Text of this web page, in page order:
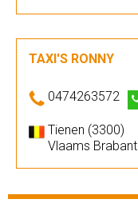
TAXI'S RONNY
0474263572
Tienen (3300)
Vlaams Brabant